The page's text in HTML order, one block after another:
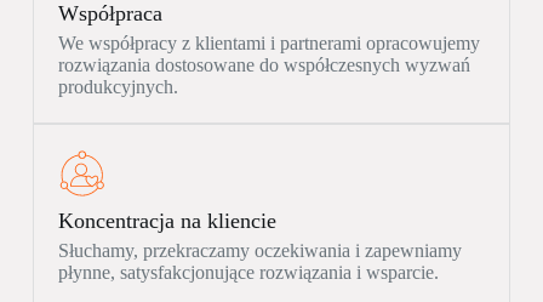
Współpraca
We współpracy z klientami i partnerami opracowujemy
rozwiązania dostosowane do współczesnych wyzwań
produkcyjnych.
Koncentracja na kliencie
Słuchamy, przekraczamy oczekiwania i zapewniamy
płynne, satysfakcjonujące rozwiązania i wsparcie.